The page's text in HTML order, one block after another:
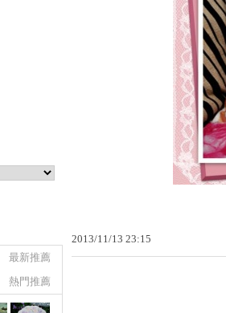
2013/11/13 23:15
最新推薦
熱門推薦